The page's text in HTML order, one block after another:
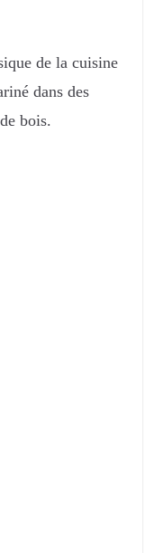
de la cuisine
dans des
bois.